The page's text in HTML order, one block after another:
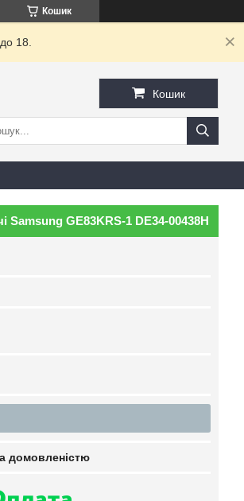
Кошик
18.
Кошик
Samsung GE83KRS-1 DE34-00438H
домовленістю